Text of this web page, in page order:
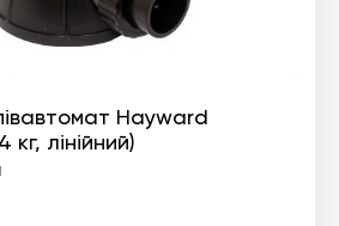
Hayward
лінійний)